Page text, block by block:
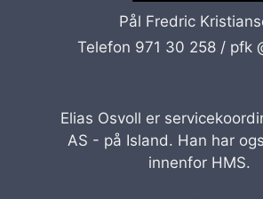
Pål Fredric
Telefon 971 30 258 /pfk
Elias Osvoll er
AS - på Island. Han har
innenfor HMS.